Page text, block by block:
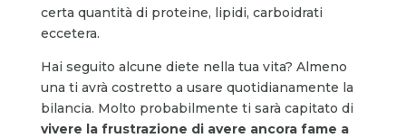
certa quantità di proteine, lipidi, carboidrati
eccetera.
Hai seguito alcune diete nella tua vita? Almeno
una ti avrà costretto a usare quotidianamente la
bilancia. Molto probabilmente ti sarà capitato di
vivere la frustrazione di avere ancora fame a